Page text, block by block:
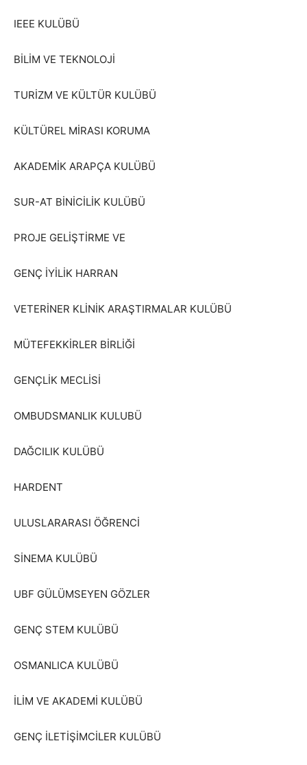
IEEE KULÜBÜ
BİLİM VE TEKNOLOJİ
TURİZM VE KÜLTÜR KULÜBÜ
KÜLTÜREL MİRASI KORUMA
AKADEMİK ARAPÇA KULÜBÜ
SUR-AT BİNİCİLİK KULÜBÜ
PROJE GELİŞTİRME VE
GENÇ İYİLİK HARRAN
VETERİNER KLİNİK ARAŞTIRMALAR KULÜBÜ
MÜTEFEKKİRLER BİRLİĞİ
GENÇLİK MECLİSİ
OMBUDSMANLIK KULUBÜ
DAĞCILIK KULÜBÜ
HARDENT
ULUSLARARASI ÖĞRENCİ
SİNEMA KULÜBÜ
UBF GÜLÜMSEYEN GÖZLER
GENÇ STEM KULÜBÜ
OSMANLICA KULÜBÜ
İLİM VE AKADEMİ KULÜBÜ
GENÇ İLETİŞİMCİLER KULÜBÜ